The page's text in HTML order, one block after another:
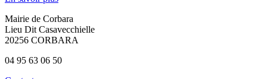
Mairie de Corbara
Lieu Dit Casavecchielle
20256 CORBARA
04 95 63 06 50